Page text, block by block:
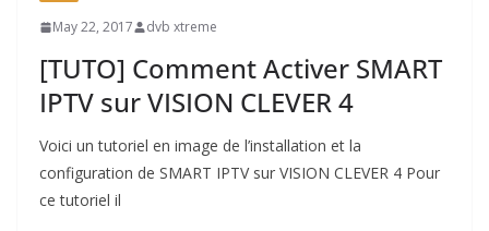
May 22, 2017 dvb xtreme
[TUTO] Comment Activer SMART
IPTV sur VISION CLEVER 4
Voici un tutoriel en image de l’installation et la
configuration de SMART IPTV sur VISION CLEVER 4 Pour
ce tutoriel il